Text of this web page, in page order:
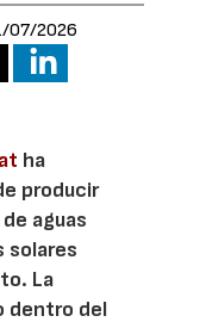
07/2026
ha
producir
aguas
solares
La
dentro del